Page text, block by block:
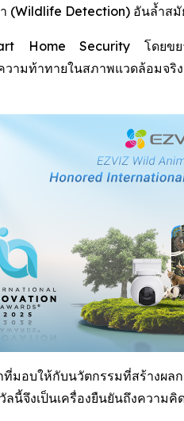
(Wildlife Detection) อันล้ำสมั
Home Security โดยขย
วามท้าทายในสภาพแวดล้อ
มอบให้กับนวัตกรรมที่สร้างผ
นี้จึงเป็นเครื่องยืนยันถึงควา